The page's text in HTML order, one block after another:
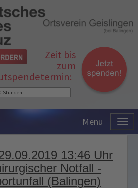
Zeit bis
zum
Menu
13:46 Uhr
Notfall -
(Balingen)